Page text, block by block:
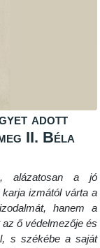
adott
II. Béla
alázatosan a jó
izmától várta a
hanem a
ő védelmezője és
s székébe a saját